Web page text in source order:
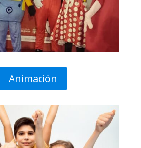
Animación